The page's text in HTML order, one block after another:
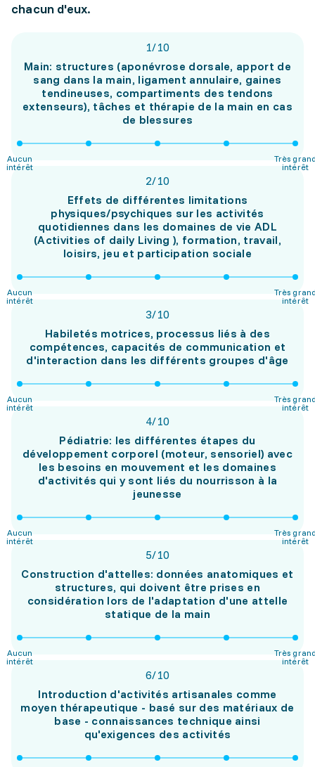
chacun d'eux.
1/10
Main: structures (aponévrose dorsale, apport de
sang dans la main, ligament annulaire, gaines
tendineuses, compartiments des tendons
extenseurs), tâches et thérapie de la main en cas
de blessures
Aucun
intérêt
Très
intérêt
2/10
Effets de différentes limitations
physiques/psychiques sur les activités
quotidiennes dans les domaines de vie ADL
(Activities of daily Living ), formation, travail,
loisirs, jeu et participation sociale
Aucun
intérêt
Très
intérêt
3/10
Habiletés motrices, processus liés à des
compétences, capacités de communication et
d'interaction dans les différents groupes d'âge
Aucun
intérêt
Très
intérêt
4/10
Pédiatrie: les différentes étapes du
développement corporel (moteur, sensoriel) avec
les besoins en mouvement et les domaines
d'activités qui y sont liés du nourrisson à la
jeunesse
Aucun
intérêt
Très
intérêt
5/10
Construction d'attelles: données anatomiques et
structures, qui doivent être prises en
considération lors de l'adaptation d'une attelle
statique de la main
Aucun
intérêt
Très
intérêt
6/10
Introduction d'activités artisanales comme
moyen thérapeutique - basé sur des matériaux de
base - connaissances technique ainsi
qu'exigences des activités